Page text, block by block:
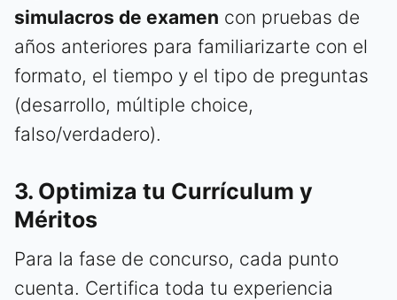
simulacros de examen con pruebas de
años anteriores para familiarizarte con el
formato, el tiempo y el tipo de preguntas
(desarrollo, múltiple choice,
falso/verdadero).
3. Optimiza tu Currículum y
Méritos
Para la fase de concurso, cada punto
cuenta. Certifica toda tu experiencia